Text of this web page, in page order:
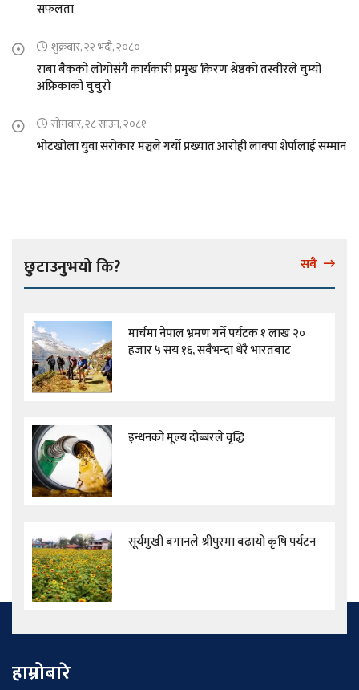
सफलता
शुक्रबार, २२ भदौ, २०८०
राबा बैकको लोगोसंगै कार्यकारी प्रमुख किरण श्रेष्ठको तस्वीरले चुम्यो
अफ्रिकाको चुचुरो
सोमवार, २८ साउन, २०८१
भोटखोला युवा सरोकार मञ्चले गर्यो प्रख्यात आरोही लाक्पा शेर्पालाई सम्मान
छुटाउनुभयो कि? सबै
मार्चमा नेपाल भ्रमण गर्ने पर्यटक १ लाख २०
हजार ५ सय १६, सबैभन्दा धेरै भारतबाट
इन्धनको मूल्य दोब्बरले वृद्धि
सूर्यमुखी बगानले श्रीपुरमा बढायो कृषि पर्यटन
हाम्रोबारे